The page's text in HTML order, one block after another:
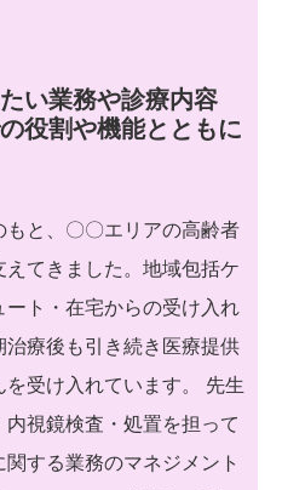
い業務や診療内容
役割や機能とともに
と、〇〇エリアの高齢者
てきました。地域包括ケ
ト・在宅からの受け入れ
治療後も引き続き医療提供
受け入れています。 先生
視鏡検査・処置を担って
する業務のマネジメント